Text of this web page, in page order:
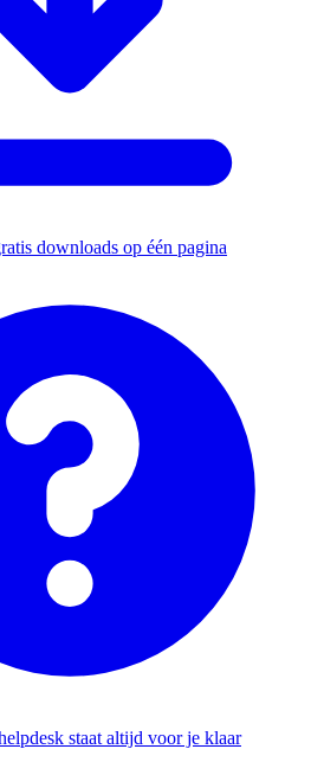
downloads op één pagina
staat altijd voor je klaar